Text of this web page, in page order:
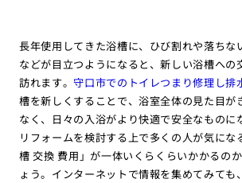
長年使用してきた浴槽に、ひび割れや落ちな
などが目立つようになると、新しい浴槽への
訪れます。守口市でのトイレつまり修理し排
槽を新しくすることで、浴室全体の見た目が
なく、日々の入浴がより快適で安全なものに
リフォームを検討する上で多くの人が気にな
槽 交換 費用」が一体いくらくらいかかるの
ょう。インターネットで情報を集めてみても